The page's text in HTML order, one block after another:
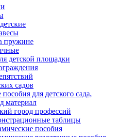
пружине
детской площадки
садов
для детского сада,
материал
город профессий
таблицы
пособия